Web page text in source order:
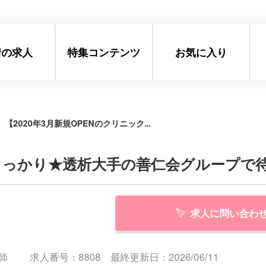
求人 特集コンテンツ お気に入り
【2020年3月新規OPENのクリニック...
かり★透析大手の善仁会グループで
求人に問い合わ
求人番号：8808 最終更新日：2026/06/11